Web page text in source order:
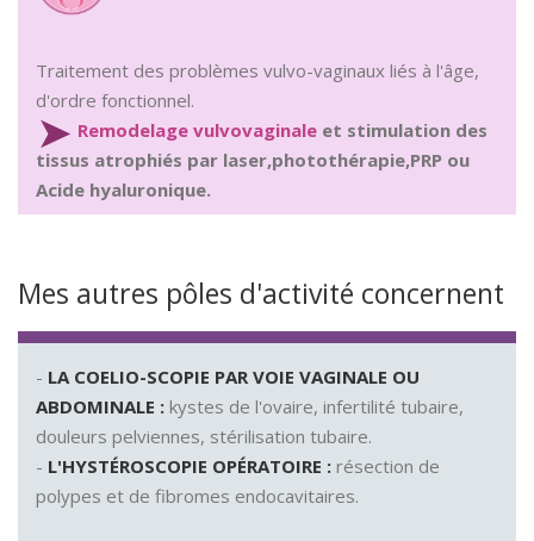
Traitement des problèmes vulvo-vaginaux liés à l'âge,
d'ordre fonctionnel.
➤ Remodelage vulvovaginale et stimulation des
tissus atrophiés par laser,photothérapie,PRP ou
Acide hyaluronique.
Mes autres pôles d'activité concernent
- LA COELIO-SCOPIE PAR VOIE VAGINALE OU
ABDOMINALE : kystes de l'ovaire, infertilité tubaire,
douleurs pelviennes, stérilisation tubaire.
- L'HYSTÉROSCOPIE OPÉRATOIRE : résection de
polypes et de fibromes endocavitaires.